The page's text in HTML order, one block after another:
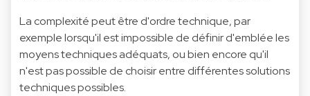
La complexité peut être d'ordre technique, par
exemple lorsqu'il est impossible de définir d'emblée les
moyens techniques adéquats, ou bien encore qu'il
n'est pas possible de choisir entre différentes solutions
techniques possibles.